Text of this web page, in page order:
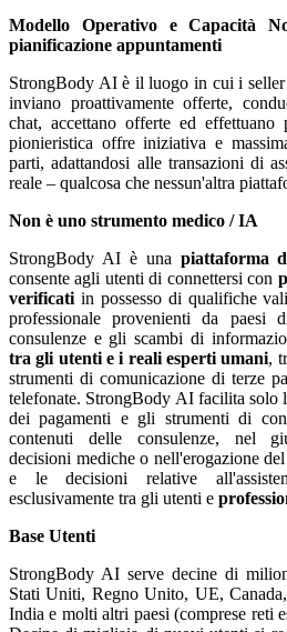
Modello Operativo e Capacità
pianificazione appuntamenti
StrongBody AI è il luogo in cui i seller
inviano proattivamente offerte,
chat, accettano offerte ed effettuano
pionieristica offre iniziativa e
parti, adattandosi alle transazioni di
reale – qualcosa che nessun'altra
Non è uno strumento medico / IA
StrongBody AI è una piattaforma
consente agli utenti di connettersi con
verificati in possesso di qualifiche
professionale provenienti da
consulenze e gli scambi di
tra gli utenti e i reali esperti umani,
strumenti di comunicazione di terze
telefonate. StrongBody AI facilita solo
dei pagamenti e gli strumenti di
contenuti delle consulenze, nel
decisioni mediche o nell'erogazione
e le decisioni relative
esclusivamente tra gli utenti e
Base Utenti
StrongBody AI serve decine di
Stati Uniti, Regno Unito, UE,
India e molti altri paesi (comprese reti